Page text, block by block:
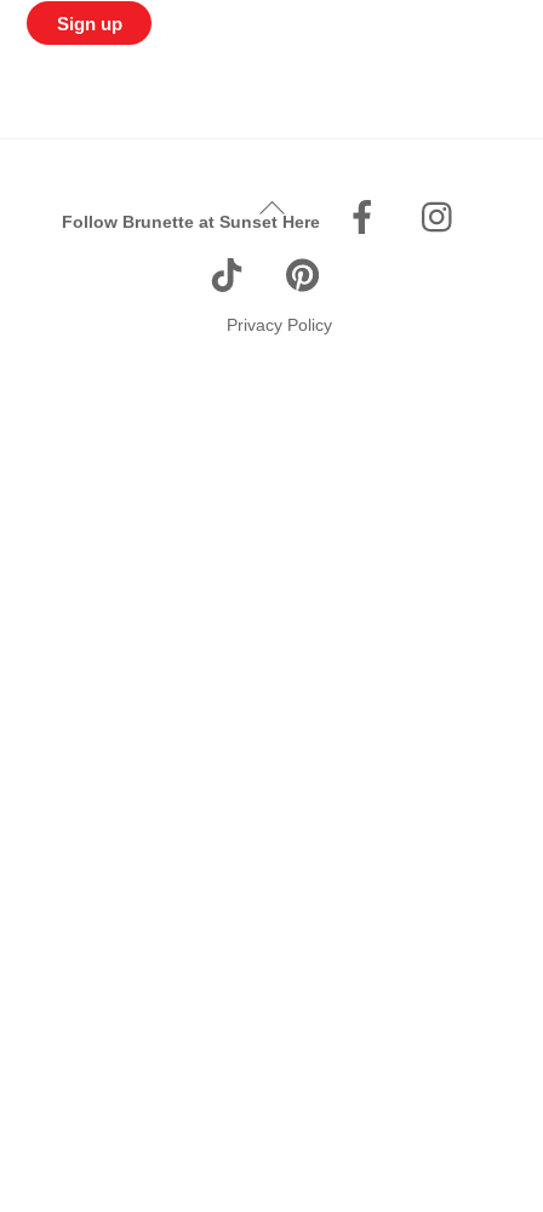
Back
To
Top
Follow Brunette at Sunset Here
Facebook
Tiktok
Privacy Policy